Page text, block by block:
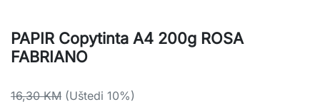
PAPIR Copytinta A4 200g ROSA
FABRIANO
16,30 KM (Uštedi 10%)